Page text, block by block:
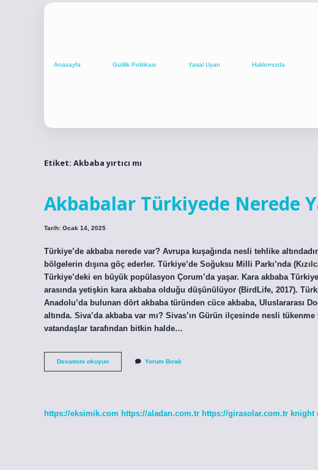
Anasayfa Gizlilik Politikası Yasal Uyarı Hakkımızda
Etiket: Akbaba yırtıcı mı
Akbabalar Türkiyede Nerede
Tarih: Ocak 14, 2025
Türkiye’de akbaba nerede var? Avrupa kuşağında nesli tehlike
bölgelerin dışına göç ederler. Türkiye’de Soğuksu Milli Parkı’nda
Türkiye’deki en büyük popülasyon Çorum’da yaşar. Kara akbaba
arasında yetişkin kara akbaba olduğu düşünülüyor (BirdLife, 2017).
Anadolu’da bulunan dört akbaba türünden cüce akbaba, Uluslararası
altında. Siva’da akbaba var mı? Sivas’ın Gürün ilçesinde nesli tükenme
vatandaşlar tarafından bitkin halde…
Devamını okuyunAkbabalar
Türkiyede
Yorum Bırak
https://eksimik.com https://aladan.com.tr https://girasolar.com.tr knight